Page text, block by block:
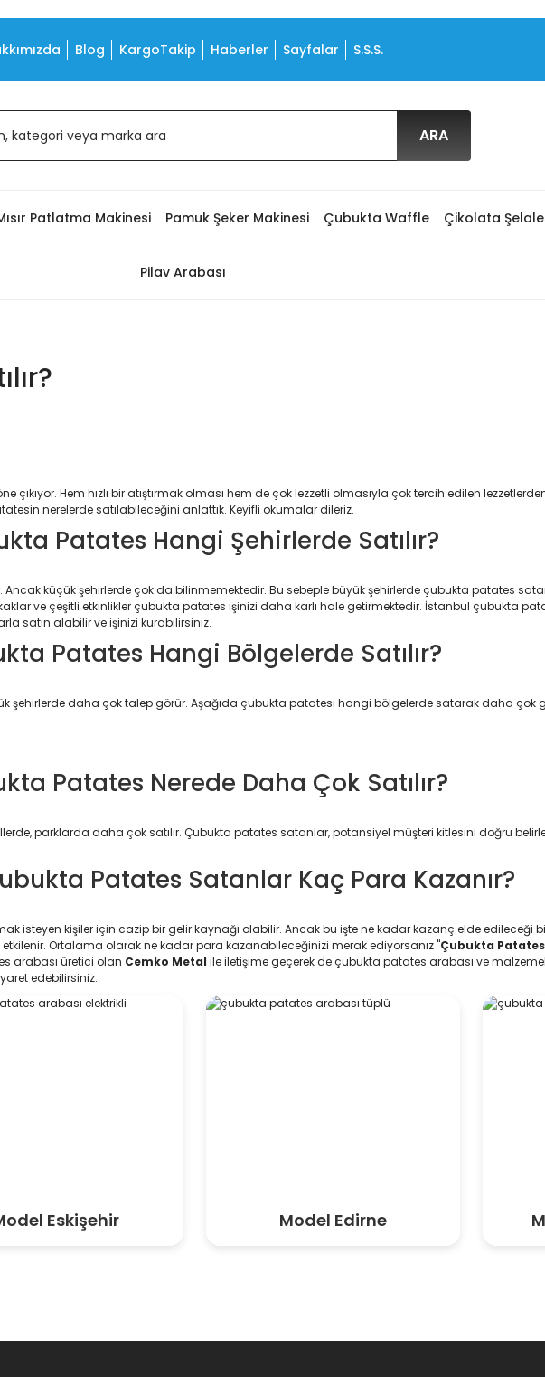
Blog KargoTakip Haberler Sayfalar S.S.S.
ARA
Patlatma Makinesi Pamuk Şeker Makinesi Çubukta Waffle Çikolata
Pilav Arabası
Hem hızlı bir atıştırmak olması hem de çok lezzetli olmasıyla çok tercih edilen
nerelerde satılabileceğini anlattık. Keyifli okumalar dileriz.
Patates Hangi Şehirlerde Satılır?
küçük şehirlerde çok da bilinmemektedir. Bu sebeple büyük şehirlerde çubukta patates
ve çeşitli etkinlikler çubukta patates işinizi daha karlı hale getirmektedir. İstanbul çubukta
satın alabilir ve işinizi kurabilirsiniz.
Patates Hangi Bölgelerde Satılır?
şehirlerde daha çok talep görür. Aşağıda çubukta patatesi hangi bölgelerde satarak daha çok
Patates Nerede Daha Çok Satılır?
parklarda daha çok satılır. Çubukta patates satanlar, potansiyel müşteri kitlesini doğru
Patates Satanlar Kaç Para Kazanır?
isteyen kişiler için cazip bir gelir kaynağı olabilir. Ancak bu işte ne kadar kazanç elde edileceği
Ortalama olarak ne kadar para kazanabileceğinizi merak ediyorsanız "Çubukta Patates
arabası üretici olan Cemko Metal ile iletişime geçerek de çubukta patates arabası ve
edebilirsiniz.
Eskişehir Model Edirne